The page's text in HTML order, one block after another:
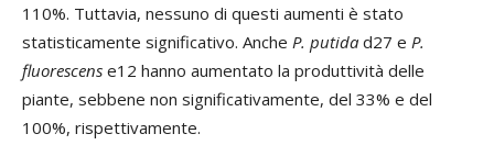
110%. Tuttavia, nessuno di questi aumenti è stato
statisticamente significativo. Anche P. putida d27 e P.
fluorescens e12 hanno aumentato la produttività delle
piante, sebbene non significativamente, del 33% e del
100%, rispettivamente.